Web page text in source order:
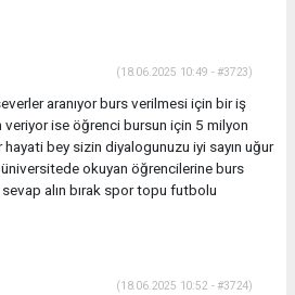
(18.06.2025 10:49 - #3723)
aranıyor burs verilmesi için bir iş
veriyor ise öğrenci bursun için 5 milyon
hayati bey sizin diyalogunuzu iyi sayın uğur
okuyan öğrencilerine burs
alın bırak spor topu futbolu
(18.06.2025 10:52 - #3724)